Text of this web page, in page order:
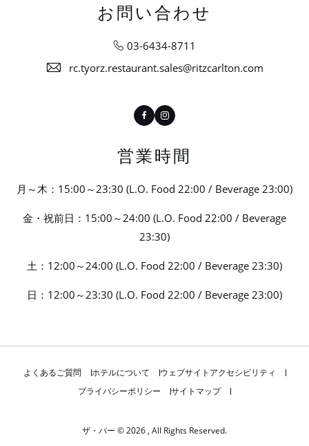
お問い合わせ
03-6434-8711
rc.tyorz.restaurant.sales@ritzcarlton.com
FacebookInstagram
営業時間
月～木：15:00～23:30 (L.O. Food 22:00 / Beverage 23:00)
金・祝前日：15:00～24:00 (L.O. Food 22:00 / Beverage
23:30)
土：12:00～24:00 (L.O. Food 22:00 / Beverage 23:30)
日：12:00～23:30 (L.O. Food 22:00 / Beverage 23:00)
よくあるご質問 ホテルについて
ウェブサイトアクセシビリティ
プライバシーポリシー
サイトマップ
ザ・バー © 2026 , All Rights Reserved.